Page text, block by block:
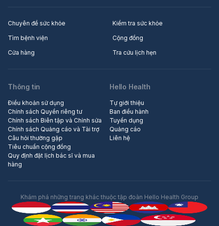
Chuyên đề sức khỏe
Kiểm tra sức khỏe
Tìm bệnh viện
Cộng đồng
Cửa hàng
Tra cứu lịch hẹn
Thông tin
Điều khoản sử dụng
Chính sách Quyền riêng tư
Chính sách Biên tập và Chỉnh sửa
Chính sách Quảng cáo và Tài trợ
Câu hỏi thường gặp
Tiêu chuẩn cộng đồng
Quy định đặt lịch bác sĩ và mua
hàng
Hello Health
Tự giới thiệu
Ban điều hành
Tuyển dụng
Quảng cáo
Liên hệ
Khám phá những trang khác thuộc tập đoàn Hello Health Group